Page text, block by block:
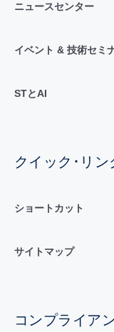
ニュースセンター
イベント & 技術セミ
STとAI
クイック･リン
ショートカット
サイトマップ
コンプライア